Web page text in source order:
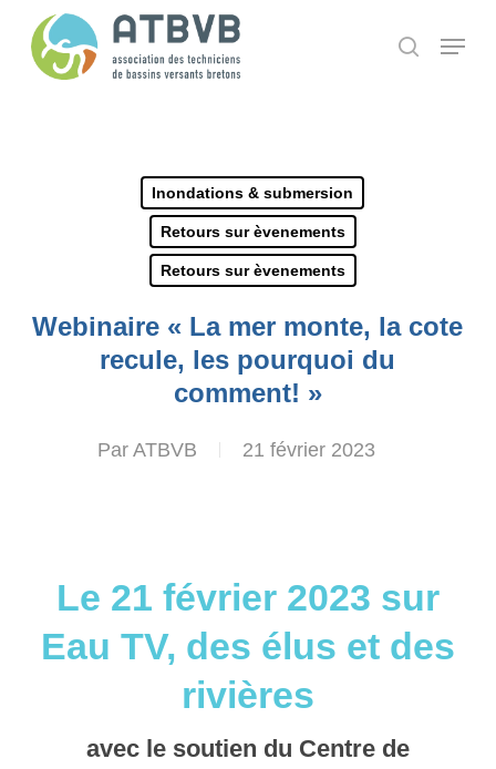
search
Menu
Inondations & submersion
Retours sur èvenements
Retours sur èvenements
Webinaire « La mer monte, la cote
recule, les pourquoi du
comment! »
Par ATBVB 21 février 2023
Le 21 février 2023 sur
Eau TV, des élus et des
rivières
avec le soutien du Centre de
Panneau de gestion des cookies